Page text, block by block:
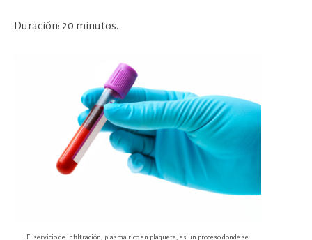
Duración: 20 minutos.
El servicio de infiltración, plasma rico en plaqueta, es un proceso donde se